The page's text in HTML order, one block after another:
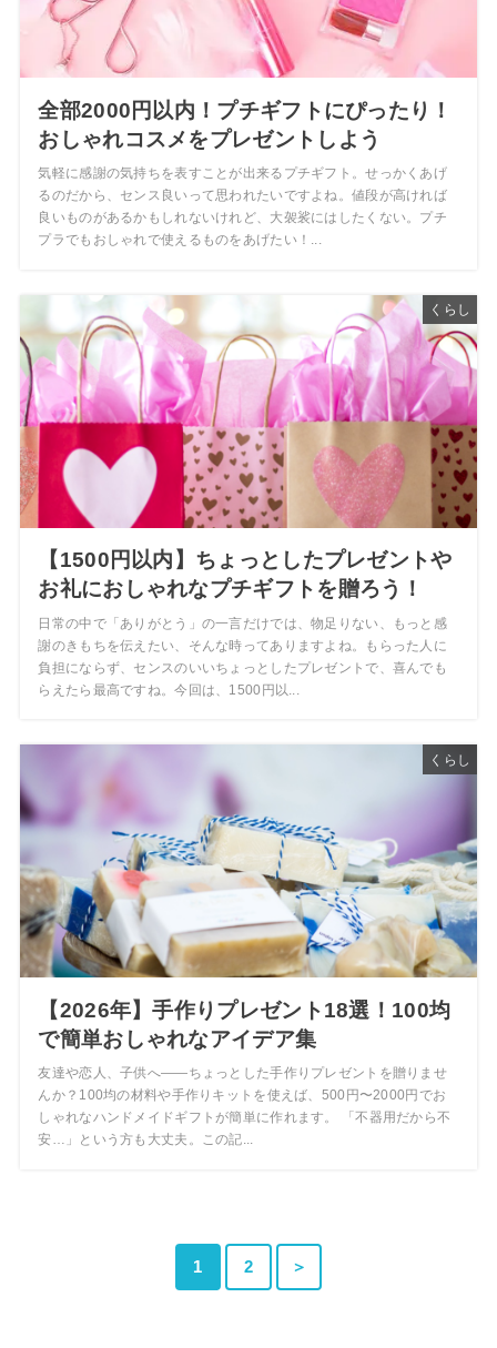
全部2000円以内！プチギフトにぴったり！
おしゃれコスメをプレゼントしよう
気軽に感謝の気持ちを表すことが出来るプチギフト。せっかくあげ
るのだから、センス良いって思われたいですよね。値段が高ければ
良いものがあるかもしれないけれど、大袈裟にはしたくない。プチ
プラでもおしゃれで使えるものをあげたい！...
くらし
【1500円以内】ちょっとしたプレゼントや
お礼におしゃれなプチギフトを贈ろう！
日常の中で「ありがとう」の一言だけでは、物足りない、もっと感
謝のきもちを伝えたい、そんな時ってありますよね。もらった人に
負担にならず、センスのいいちょっとしたプレゼントで、喜んでも
らえたら最高ですね。今回は、1500円以...
くらし
【2026年】手作りプレゼント18選！100均
で簡単おしゃれなアイデア集
友達や恋人、子供へ――ちょっとした手作りプレゼントを贈りませ
んか？100均の材料や手作りキットを使えば、500円〜2000円でお
しゃれなハンドメイドギフトが簡単に作れます。 「不器用だから不
安…」という方も大丈夫。この記...
1 2 ＞